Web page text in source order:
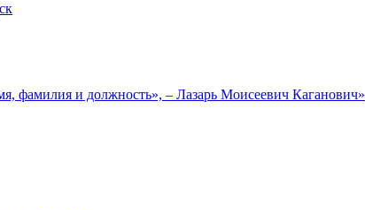
фамилия и должность», – Лазарь Моисеевич Каганович»